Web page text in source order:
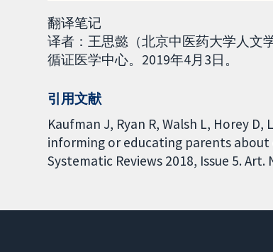
翻译笔记
译者：王思懿（北京中医药大学人文
循证医学中心。2019年4月3日。
引用文献
Kaufman J, Ryan R, Walsh L, Horey
informing or educating parents
Systematic Reviews 2018, Issue 5. Art.